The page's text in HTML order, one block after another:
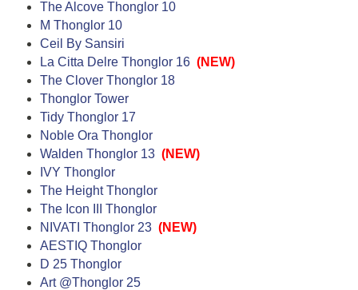
The Alcove Thonglor 10
M Thonglor 10
Ceil By Sansiri
La Citta Delre Thonglor 16 (NEW)
The Clover Thonglor 18
Thonglor Tower
Tidy Thonglor 17
Noble Ora Thonglor
Walden Thonglor 13 (NEW)
IVY Thonglor
The Height Thonglor
The Icon III Thonglor
NIVATI Thonglor 23 (NEW)
AESTIQ Thonglor
D 25 Thonglor
Art @Thonglor 25